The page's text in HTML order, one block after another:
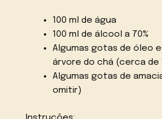
100 ml de água
100 ml de álcool a 70%
Algumas gotas de óleo
árvore do chá (cerca de
Algumas gotas de
omitir)